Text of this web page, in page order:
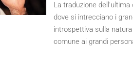
La traduzione
dove si intrecciano i
introspettiva sulla
comune ai grandi